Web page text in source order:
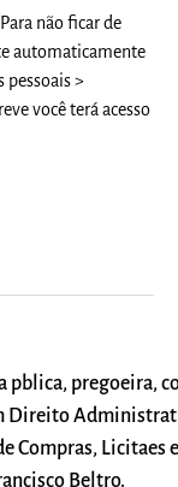
não ficar de
automaticamente
pessoais >
você terá acesso
pblica, pregoeira,
Direito
Compras, Licitaes
Beltro.